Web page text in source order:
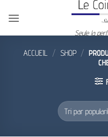
Seule la
ACCUEIL / SHOP /